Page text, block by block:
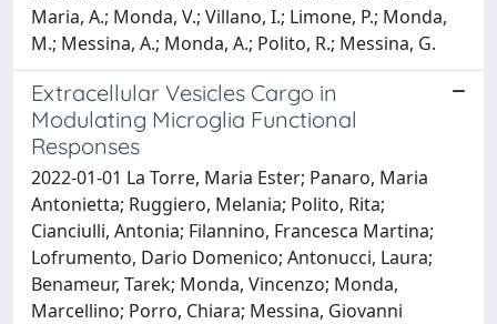
Maria, A.; Monda, V.; Villano, I.; Limone, P.; Monda,
M.; Messina, A.; Monda, A.; Polito, R.; Messina, G.
Extracellular Vesicles Cargo in
Modulating Microglia Functional
Responses
2022-01-01 La Torre, Maria Ester; Panaro, Maria
Antonietta; Ruggiero, Melania; Polito, Rita;
Cianciulli, Antonia; Filannino, Francesca Martina;
Lofrumento, Dario Domenico; Antonucci, Laura;
Benameur, Tarek; Monda, Vincenzo; Monda,
Marcellino; Porro, Chiara; Messina, Giovanni